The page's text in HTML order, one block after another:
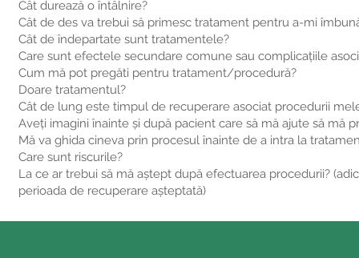
Cât durează o întâlnire?
Cât de des va trebui să primesc tratament pentru a-mi
Cât de îndepartate sunt tratamentele?
Care sunt efectele secundare comune sau complicațiile
Cum mă pot pregăti pentru tratament/procedură?
Doare tratamentul?
Cât de lung este timpul de recuperare asociat procedurii
Aveți imagini înainte și după pacient care să mă ajute să mă
Mă va ghida cineva prin procesul înainte de a intra la
Care sunt riscurile?
La ce ar trebui să mă aștept după efectuarea procedurii?
perioada de recuperare așteptată)